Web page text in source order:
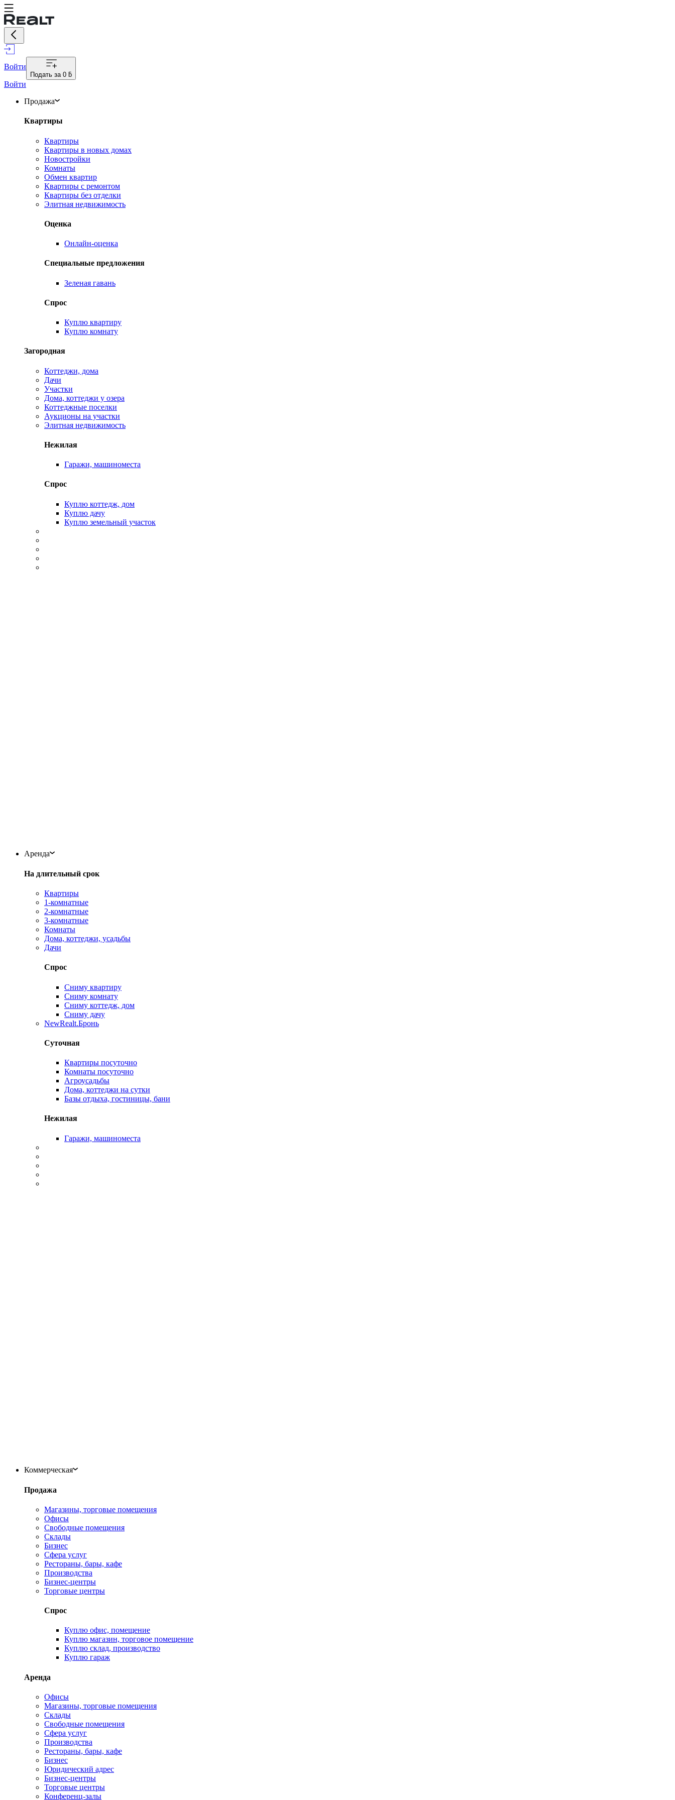
Войти
Подать за 0 ƃ
Войти
Продажа
Квартиры
Квартиры
Квартиры в новых домах
Новостройки
Комнаты
Обмен квартир
Квартиры с ремонтом
Квартиры без отделки
Элитная недвижимость
Оценка
Онлайн-оценка
Специальные предложения
Зеленая гавань
Спрос
Куплю квартиру
Куплю комнату
Загородная
Коттеджи, дома
Дачи
Участки
Дома, коттеджи у озера
Коттеджные поселки
Аукционы на участки
Элитная недвижимость
Нежилая
Гаражи, машиноместа
Спрос
Куплю коттедж, дом
Куплю дачу
Куплю земельный участок
Аренда
На длительный срок
Квартиры
1-комнатные
2-комнатные
3-комнатные
Комнаты
Дома, коттеджи, усадьбы
Дачи
Спрос
Сниму квартиру
Сниму комнату
Сниму коттедж, дом
Сниму дачу
NewRealt.Бронь
Суточная
Квартиры посуточно
Комнаты посуточно
Агроусадьбы
Дома, коттеджи на сутки
Базы отдыха, гостиницы, бани
Нежилая
Гаражи, машиноместа
Коммерческая
Продажа
Магазины, торговые помещения
Офисы
Свободные помещения
Склады
Бизнес
Сфера услуг
Рестораны, бары, кафе
Производства
Бизнес-центры
Торговые центры
Спрос
Куплю офис, помещение
Куплю магазин, торговое помещение
Куплю склад, производство
Куплю гараж
Аренда
Офисы
Магазины, торговые помещения
Склады
Свободные помещения
Сфера услуг
Производства
Рестораны, бары, кафе
Бизнес
Юридический адрес
Бизнес-центры
Торговые центры
Конференц-залы